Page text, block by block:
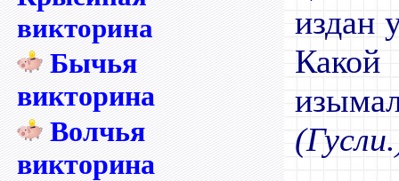
викторина
Бычья
викторина
Волчья
викторина
издан